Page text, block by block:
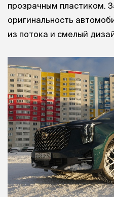
прозрачным пластиком.
оригинальность
из потока и смелый